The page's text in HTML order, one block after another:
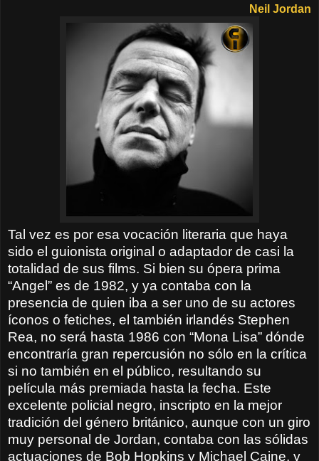
Neil Jordan
Tal vez es por esa vocación literaria que haya
sido el guionista original o adaptador de casi la
totalidad de sus films. Si bien su ópera prima
“Angel” es de 1982, y ya contaba con la
presencia de quien iba a ser uno de su actores
íconos o fetiches, el también irlandés Stephen
Rea, no será hasta 1986 con “Mona Lisa” dónde
encontraría gran repercusión no sólo en la crítica
si no también en el público, resultando su
película más premiada hasta la fecha. Este
excelente policial negro, inscripto en la mejor
tradición del género británico, aunque con un giro
muy personal de Jordan, contaba con las sólidas
actuaciones de Bob Hopkins y Michael Caine, y